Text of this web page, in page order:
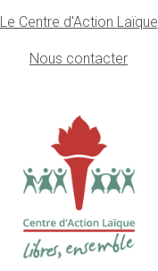
Le Centre d'Action Laïque
Nous contacter